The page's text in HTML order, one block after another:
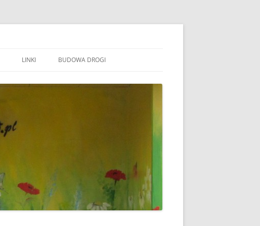
LINKI
OLSZTYN
GMINA BARCZEWO DYŻURY RADNYCH
BUDOWA DROGI